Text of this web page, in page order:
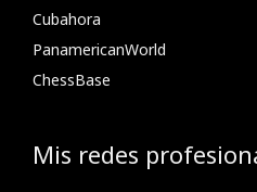
Cubahora
PanamericanWorld
ChessBase
Mis redes